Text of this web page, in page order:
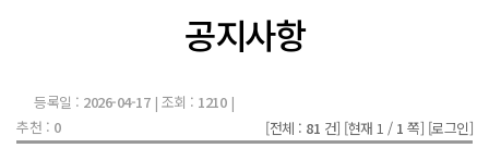
공지사항
등록일 : 2026-04-17| 조회 : 1210|
추천 : 0 [전체 : 81 건] [현재 1 / 1 쪽] [로그인]